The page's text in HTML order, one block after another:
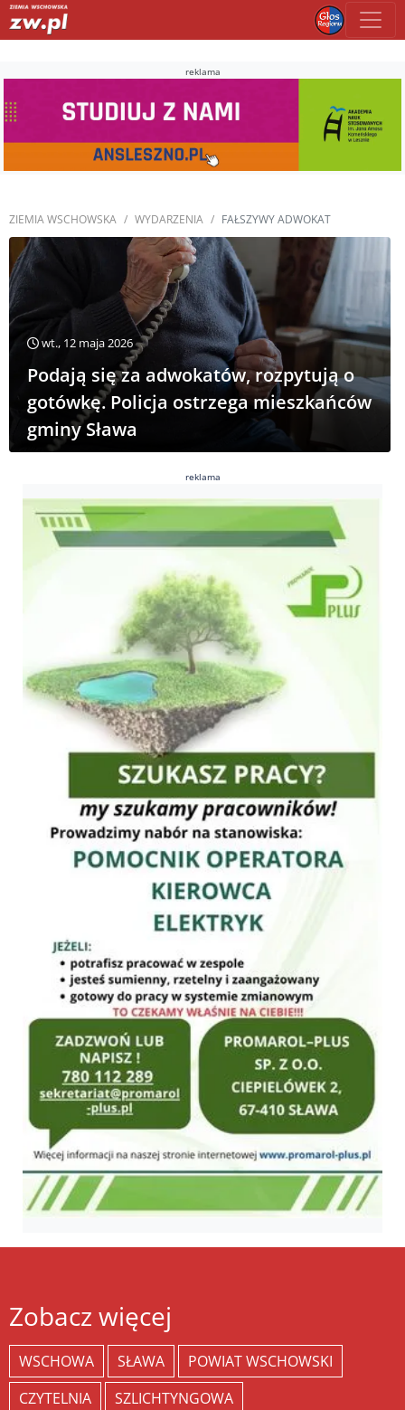
reklama
ZIEMIA WSCHOWSKA WYDARZENIA FAŁSZYWY ADWOKAT
wt., 12 maja 2026
Podają się za adwokatów, rozpytują o
gotówkę. Policja ostrzega mieszkańców
gminy Sława
reklama
Zobacz więcej
WSCHOWA SŁAWA
POWIAT WSCHOWSKI
CZYTELNIA
SZLICHTYNGOWA